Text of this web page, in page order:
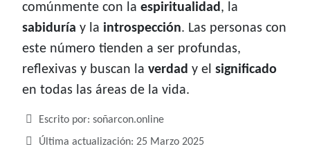
comúnmente con la espiritualidad, la
sabiduría y la introspección. Las personas con
este número tienden a ser profundas,
reflexivas y buscan la verdad y el significado
en todas las áreas de la vida.
Detalles
Escrito por: soñarcon.online
Última actualización: 25 Marzo 2025